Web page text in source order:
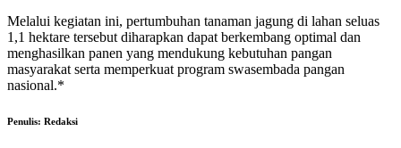
Melalui kegiatan ini, pertumbuhan tanaman jagung di lahan seluas
1,1 hektare tersebut diharapkan dapat berkembang optimal dan
menghasilkan panen yang mendukung kebutuhan pangan
masyarakat serta memperkuat program swasembada pangan
nasional.*
Penulis: Redaksi